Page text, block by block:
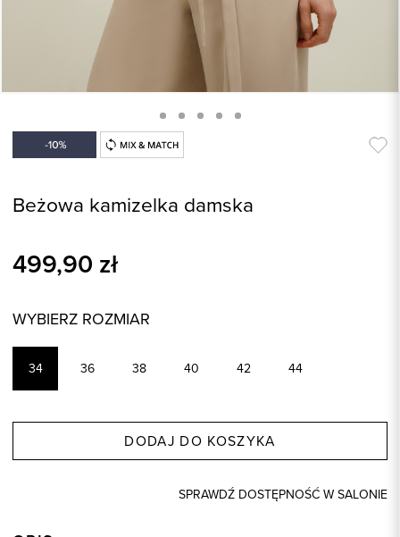
Beżowa kamizelka damska
499,90 zł
WYBIERZ ROZMIAR
34 36 38 40 42 44
DODAJ DO KOSZYKA
SPRAWDŹ DOSTĘPNOŚĆ W SALONIE